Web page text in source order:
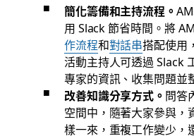
簡化籌備和主持流程。
用 Slack 節省時間。將
作流程和對話串搭配使用
活動主持人可透過 Slack
專家的資訊、收集問題並
改善知識分享方式。 問答
空間中，隨著大家參與，
樣一來，重複工作變少，